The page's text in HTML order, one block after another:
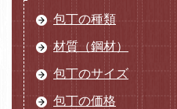
包丁の種類
材質（鋼材）
包丁のサイズ
包丁の価格